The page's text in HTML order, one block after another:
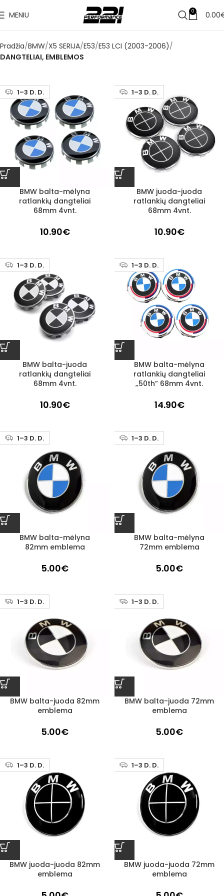
MENIU 0 0.00
Pradžia BMW X5 SERIJA E53 E53 LCI (2003-2006)
DANGTELIAI, EMBLEMOS
1–3 D. D.
BMW balta-mėlyna
ratlankių dangteliai
68mm 4vnt.
10.90€
1–3 D. D.
BMW juoda-juoda
ratlankių dangteliai
68mm 4vnt.
10.90€
1–3 D. D.
BMW balta-juoda
ratlankių dangteliai
68mm 4vnt.
10.90€
1–3 D. D.
BMW balta-mėlyna
ratlankių dangteliai
„50th” 68mm 4vnt.
14.90€
1–3 D. D.
BMW balta-mėlyna
82mm emblema
5.00€
1–3 D. D.
BMW balta-mėlyna
72mm emblema
5.00€
1–3 D. D.
BMW balta-juoda 82mm
emblema
5.00€
1–3 D. D.
BMW balta-juoda 72mm
emblema
5.00€
1–3 D. D.
BMW juoda-juoda 82mm
emblema
1–3 D. D.
BMW juoda-juoda 72mm
emblema